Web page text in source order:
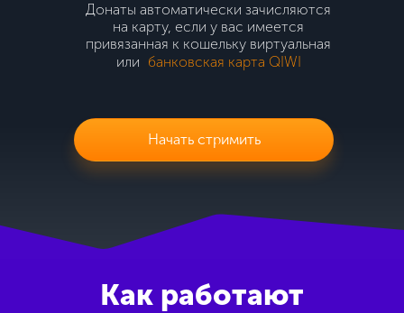
Донаты автоматически зачисляются
на картy, если у вас имеется
привязанная к кошельку виртуальная
или банковская карта QIWI
Начать стримить
Как работают